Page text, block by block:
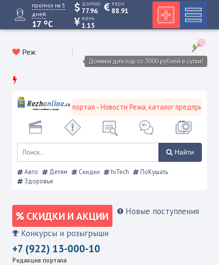
прогноз на 5
дней
17 oC
доллар
77.96
евро
88.91
юань
1.15
Реж
Домики для пар от 3000 рублей в сутки!
городской портал - Новости Режа, каталог предприятий,
Найти
Авто Детям Скидки hiTech
ПоКушать
Здоровье
СКИДКИ И АКЦИИ Новые поступления
Конкурсы и розыгрыши
+7 (922) 13-000-10
Редакция портала